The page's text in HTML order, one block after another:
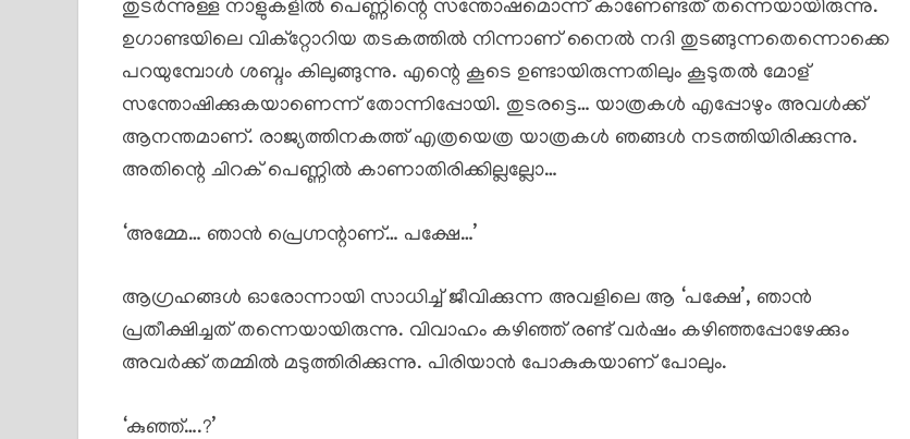
തുടർന്നുള്ള നാളുകളിൽ പെണ്ണിന്റെ സന്തോഷമൊന്ന് കാണേണ്ടത് തന്നെയായിരുന്നു.
ഉഗാണ്ടയിലെ വിക്റ്റോറിയ തടകത്തിൽ നിന്നാണ് നൈൽ നദി തുടങ്ങുന്നതെന്നൊക്കെ
പറയുമ്പോൾ ശബ്ദം കിലുങ്ങുന്നു. എന്റെ കൂടെ ഉണ്ടായിരുന്നതിലും കൂടുതൽ മോള്
സന്തോഷിക്കുകയാണെന്ന് തോന്നിപ്പോയി. തുടരട്ടെ… യാത്രകൾ എപ്പോഴും അവൾക്ക്
ആനന്തമാണ്. രാജ്യത്തിനകത്ത് എത്രയെത്ര യാത്രകൾ ഞങ്ങൾ നടത്തിയിരിക്കുന്നു.
അതിന്റെ ചിറക് പെണ്ണിൽ കാണാതിരിക്കില്ലല്ലോ…
‘അമ്മേ… ഞാൻ പ്രെഗ്നന്റാണ്… പക്ഷേ…’
ആഗ്രഹങ്ങൾ ഓരോന്നായി സാധിച്ച് ജീവിക്കുന്ന അവളിലെ ആ ‘പക്ഷേ’, ഞാൻ
പ്രതീക്ഷിച്ചത് തന്നെയായിരുന്നു. വിവാഹം കഴിഞ്ഞ് രണ്ട് വർഷം കഴിഞ്ഞപ്പോഴേക്കും
അവർക്ക് തമ്മിൽ മടുത്തിരിക്കുന്നു. പിരിയാൻ പോകുകയാണ് പോലും.
‘കുഞ്ഞ്….?’